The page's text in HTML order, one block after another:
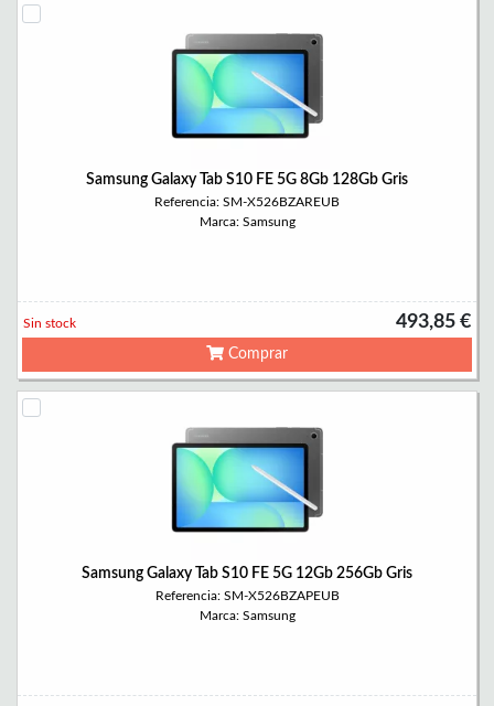
Samsung Galaxy Tab S10 FE 5G 8Gb 128Gb Gris
Referencia: SM-X526BZAREUB
Marca: Samsung
493,85 €
Sin stock
Comprar
Samsung Galaxy Tab S10 FE 5G 12Gb 256Gb Gris
Referencia: SM-X526BZAPEUB
Marca: Samsung